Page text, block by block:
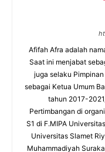
Afifah Afra adalah
Saat ini menjabat
juga selaku
sebagai Ketua Umum
tahun 2017-
Pertimbangan di
S1 di F.MIPA
Universitas Slamet
Muhammadiyah